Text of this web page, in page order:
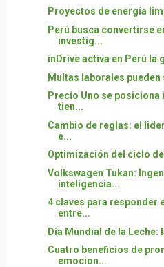
Proyectos de energía
Perú busca convertirse
investig...
inDrive activa en Perú la
Multas laborales pueden
Precio Uno se posiciona
tien...
Cambio de reglas: el
e...
Optimización del ciclo
Volkswagen Tukan:
inteligencia...
4 claves para responder
entre...
Día Mundial de la Leche:
Cuatro beneficios de
emocion...